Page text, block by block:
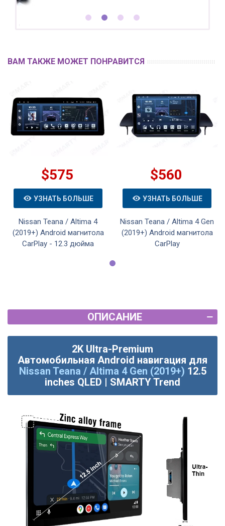
ВАМ ТАКЖЕ МОЖЕТ ПОНРАВИТСЯ
$575
УЗНАТЬ БОЛЬШЕ
Nissan Teana / Altima 4
(2019+) Android магнитола
CarPlay - 12.3 дюйма
$560
УЗНАТЬ БОЛЬШЕ
Nissan Teana / Altima 4 Gen
(2019+) Android магнитола
CarPlay
ОПИСАНИЕ
2K Ultra-Premium
Автомобильная Android навигация для
Nissan Teana / Altima 4 Gen (2019+) 12.5
inches QLED | SMARTY Trend